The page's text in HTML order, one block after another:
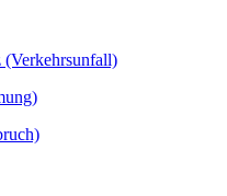
(Verkehrsunfall)